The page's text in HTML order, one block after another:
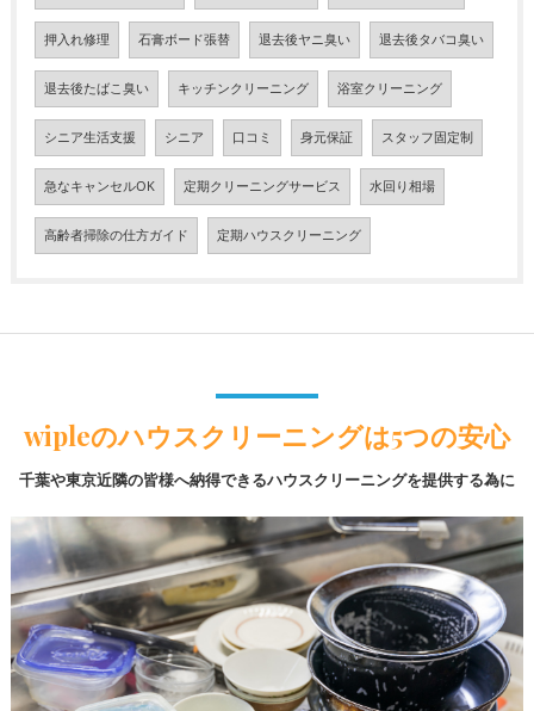
押入れ修理 石膏ボード張替 退去後ヤニ臭い 退去後タバコ臭い
退去後たばこ臭い キッチンクリーニング 浴室クリーニング
シニア生活支援 シニア 口コミ 身元保証 スタッフ固定制
急なキャンセルOK 定期クリーニングサービス 水回り相場
高齢者掃除の仕方ガイド 定期ハウスクリーニング
wipleのハウスクリーニングは5つの安心
千葉や東京近隣の皆様へ納得できるハウスクリーニングを提供する為に